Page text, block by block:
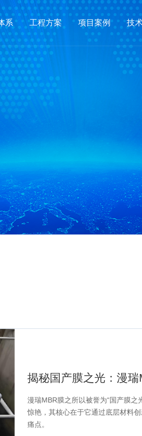
系 工程方案 项目案例 技
揭秘国产膜之光：漫
漫瑞MBR膜之所以被誉为“国产膜
惊艳，其核心在于它通过底层材料
痛点。